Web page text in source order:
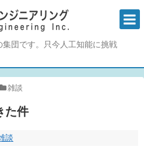
団です。只今人工知能に挑戦
雑談
た件
談